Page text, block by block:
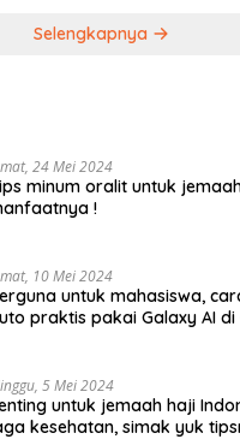
Selengkapnya
24 Mei 2024
minum oralit untuk
!
10 Mei 2024
untuk mahasiswa,
praktis pakai Galaxy AI di
5 Mei 2024
untuk jemaah haji
kesehatan, simak yuk